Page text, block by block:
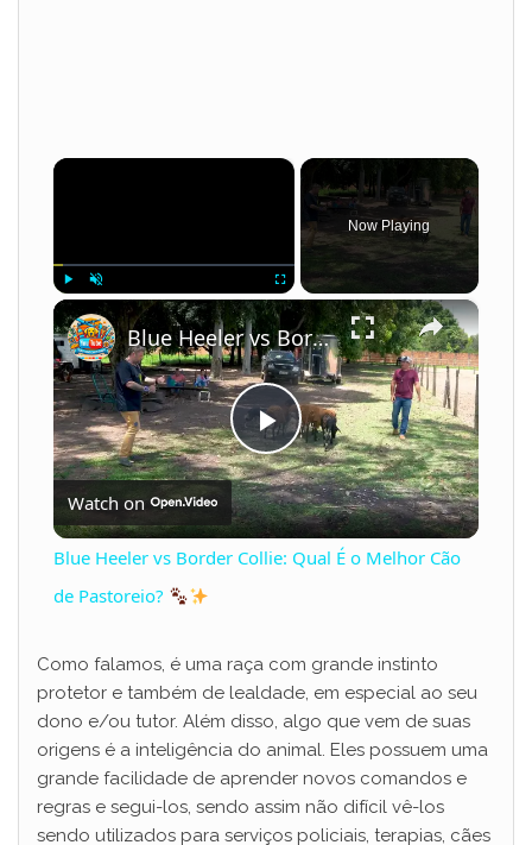
×
Unmute Fullscreen
Now Playing
×
P
l
y
V
i
Blue Heeler vs Border Collie: Qual É o Melhor Cão de Pastoreio?
Watch on
Blue Heeler vs Border Collie: Qual É o Melhor Cão
de Pastoreio?
Como falamos, é uma raça com grande instinto
protetor e também de lealdade, em especial ao seu
dono e/ou tutor. Além disso, algo que vem de suas
origens é a inteligência do animal. Eles possuem uma
grande facilidade de aprender novos comandos e
regras e segui-los, sendo assim não difícil vê-los
sendo utilizados para serviços policiais, terapias, cães